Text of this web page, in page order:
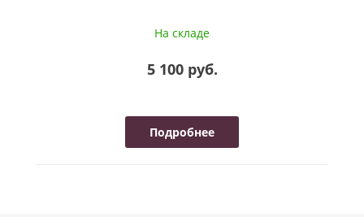
На складе
5 100 руб.
Подробнее